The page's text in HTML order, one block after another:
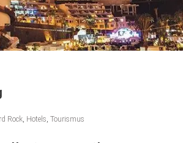
Rock, Hotels, Tourismus